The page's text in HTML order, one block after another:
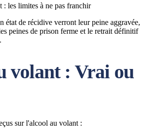
les limites à ne pas franchir
état de récidive verront leur peine aggravée,
peines de prison ferme et le retrait définitif
volant : Vrai ou
sur l'alcool au volant :